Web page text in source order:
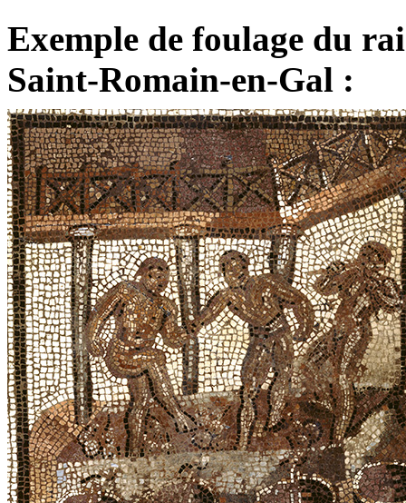
Exemple de foulage du
Saint-Romain-en-Gal :